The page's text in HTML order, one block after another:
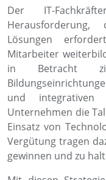
Der IT-
Lösungen
Mitarbeiter
in Betracht
und integrativen
Unternehmen die
Einsatz von
Vergütung tragen
gewinnen und zu